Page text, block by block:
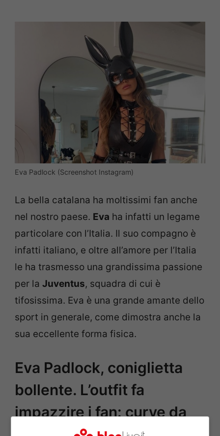
Eva Padlock (Screenshot Instagram)
La bella catalana ha moltissimi fan anche
nel nostro paese. Eva ha infatti un legame
particolare con l’Italia. Il suo compagno è
infatti italiano, e oltre all’amore per l’Italia
le ha trasmesso una grandissima passione
per la Juventus, squadra di cui è
tifosissima. Eva è una grande amante dello
sport in generale, come dimostra anche la
sua eccellente forma fisica.
Eva Padlock, coniglietta
bollente. L’outfit fa
impazzire i fan: curve da